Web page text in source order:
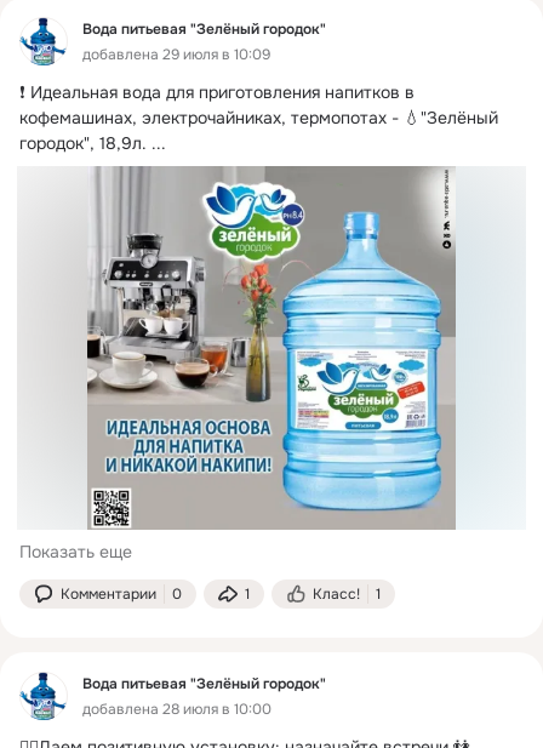
Вода питьевая "Зелёный городок"
добавлена 29 июля в 10:09
❗ Идеальная вода для приготовления напитков в
кофемашинах, электрочайниках, термопотах - 💧"Зелёный
городок", 18,9л. ...
Показать еще
Комментарии 0 1 Класс! 1
Вода питьевая "Зелёный городок"
добавлена 28 июля в 10:00